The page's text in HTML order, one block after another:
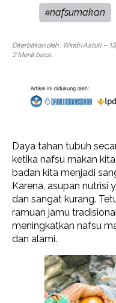
#nafsumakan
Diterbitkan oleh : Windri Astuti-
2 Menit baca.
Daya tahan tubuh
ketika nafsu makan
badan kita menjadi
Karena, asupan nutrisi
dan sangat kurang.
ramuan jamu
meningkatkan nafsu
dan alami.